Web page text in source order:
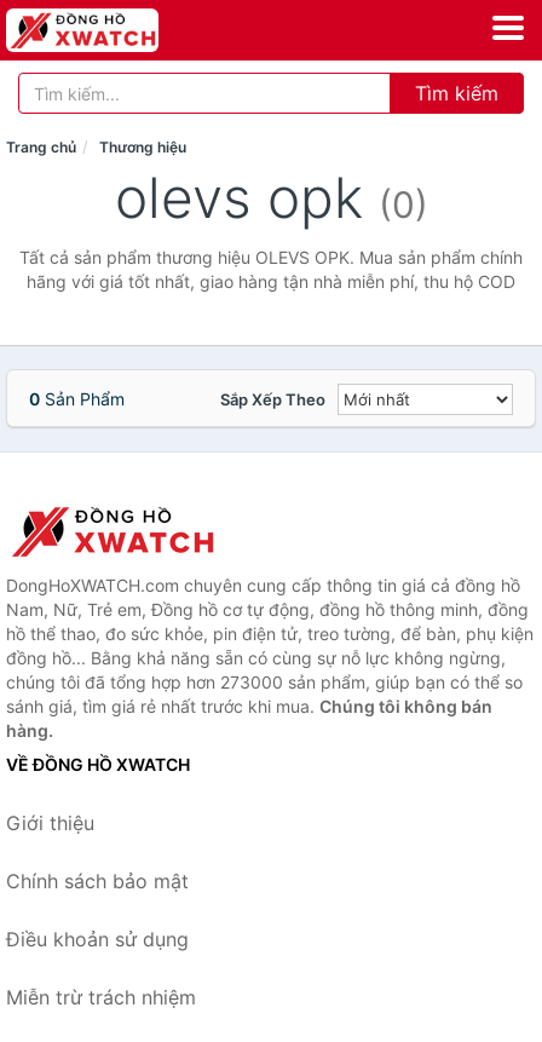
Tìm kiếm
Trang chủ Thương hiệu
olevs opk (0)
Tất cả sản phẩm thương hiệu OLEVS OPK. Mua sản phẩm chính
hãng với giá tốt nhất, giao hàng tận nhà miễn phí, thu hộ COD
0 Sản Phẩm Sắp Xếp Theo
DongHoXWATCH.com chuyên cung cấp thông tin giá cả đồng hồ
Nam, Nữ, Trẻ em, Đồng hồ cơ tự động, đồng hồ thông minh, đồng
hồ thể thao, đo sức khỏe, pin điện tử, treo tường, để bàn, phụ kiện
đồng hồ... Bằng khả năng sẵn có cùng sự nỗ lực không ngừng,
chúng tôi đã tổng hợp hơn 273000 sản phẩm, giúp bạn có thể so
sánh giá, tìm giá rẻ nhất trước khi mua. Chúng tôi không bán
hàng.
VỀ ĐỒNG HỒ XWATCH
Giới thiệu
Chính sách bảo mật
Điều khoản sử dụng
Miễn trừ trách nhiệm